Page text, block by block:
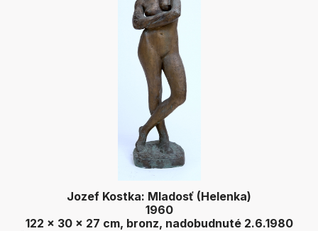
Jozef Kostka: Mladosť (Helenka)
1960
122 x 30 x 27 cm, bronz, nadobudnuté 2.6.1980